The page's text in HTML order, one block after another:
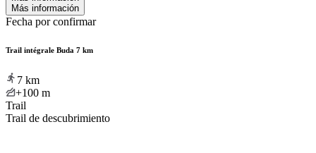
Más información
Fecha por confirmar
Trail intégrale Buda 7 km
7 km
+100 m
Trail
Trail de descubrimiento